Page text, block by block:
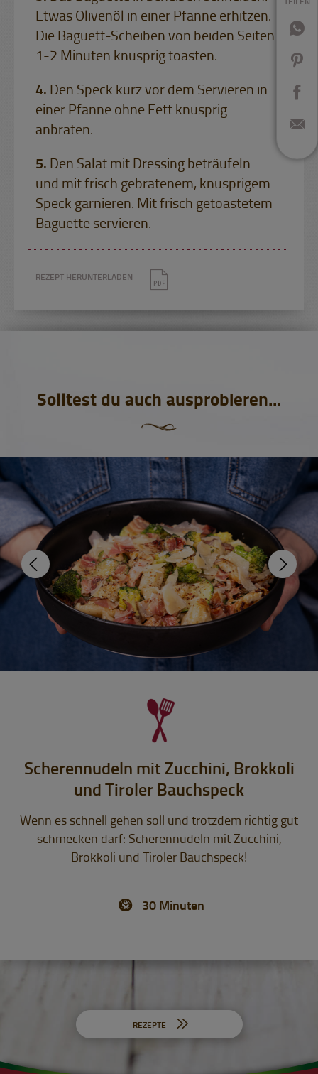
TEILEN
Etwas Olivenöl in einer Pfanne erhitzen.
Die Baguett-Scheiben von beiden Seiten
1-2 Minuten knusprig toasten.
Den Speck kurz vor dem Servieren in
einer Pfanne ohne Fett knusprig
anbraten.
Den Salat mit Dressing beträufeln
und mit frisch gebratenem, knusprigem
Speck garnieren. Mit frisch getoastetem
Baguette servieren.
REZEPT HERUNTERLADEN
Solltest du auch ausprobieren...
Scherennudeln mit Zucchini, Brokkoli
und Tiroler Bauchspeck
Wenn es schnell gehen soll und trotzdem richtig gut
schmecken darf: Scherennudeln mit Zucchini,
Brokkoli und Tiroler Bauchspeck!
30 Minuten
REZEPTE